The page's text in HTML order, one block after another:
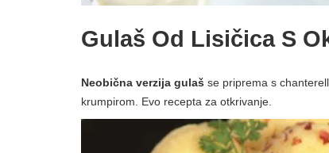
Gulaš Od Lisičica S
Neobična verzija gulaš se priprema s
krumpirom. Evo recepta za otkrivanje.